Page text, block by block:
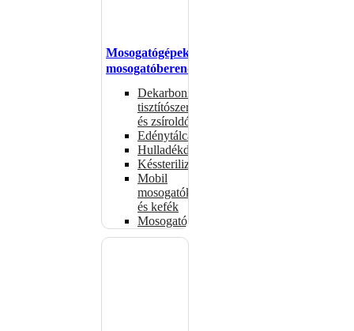
Mosogatógépek,
mosogatóberendezések
Dekarbonizáló
tisztítószerek
és zsíroldók
Edénytálcák
Hulladékdarálók
Késsterilizátorok
Mobil
mosogatók
és kefék
Mosogatógépkosarak